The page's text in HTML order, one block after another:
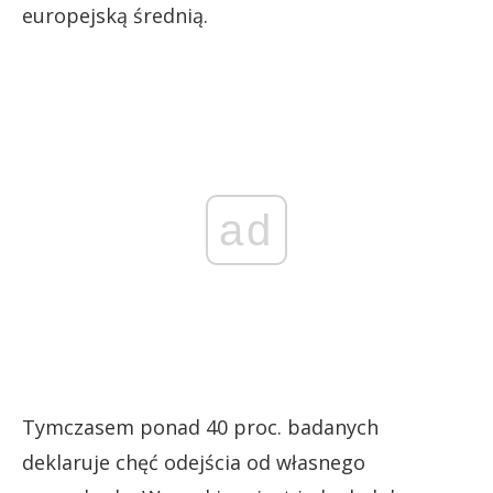
europejską średnią.
ad
Tymczasem ponad 40 proc. badanych
deklaruje chęć odejścia od własnego